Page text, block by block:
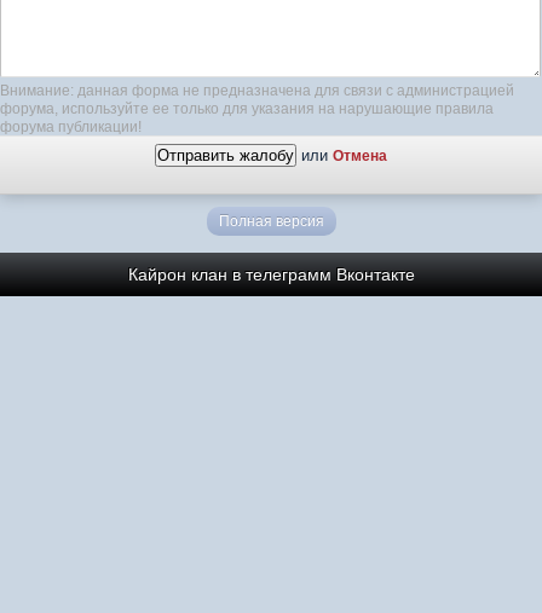
Внимание: данная форма не предназначена для связи с администрацией
форума, используйте ее только для указания на нарушающие правила
форума публикации!
или Отмена
Полная версия
Кайрон клан в телеграмм Вконтакте